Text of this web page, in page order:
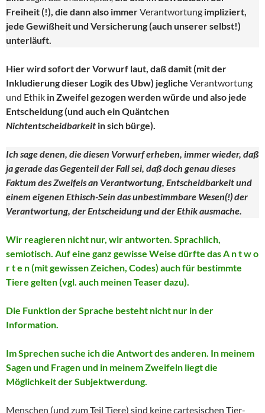
Freiheit (!), die dann also immerVerantwortung impliziert,
jede Gewißheit und Versicherung (auch unserer selbst!)
unterläuft.
Hier wird sofort der Vorwurf laut, daß damit (mit der
Inkludierung dieser Logik des Ubw) jegliche Verantwortung
und Ethik in Zweifel gezogen werden würde und also jede
Entscheidung (und auch ein Quäntchen
Nichtentscheidbarkeit in sich bürge).
Ich sage denen, die diesen Vorwurf erheben, immer wieder, daß
ja gerade das Gegenteil der Fall sei, daß doch genau dieses
Faktum des Zweifels an Verantwortung, Entscheidbarkeit und
einem eigenen Ethisch-Sein das unbestimmbare Wesen(!) der
Verantwortung, der Entscheidung und der Ethik ausmache.
Wir reagieren nicht nur, wir antworten. Sprachlich,
semiotisch. Auf eine ganz gewisse Weise dürfte das A n t w o
r t e n (mit gewissen Zeichen, Codes) auch für bestimmte
Tiere gelten (vgl. auch meinen Teaser dazu).
Die Funktion der Sprache besteht nicht nur in der
Information.
Im Sprechen suche ich die Antwort des anderen. In meinem
Sagen und Fragen und in meinem Zweifeln liegt die
Möglichkeit der Subjektwerdung.
Menschen (und zum Teil Tiere) sind keine cartesischen Tier-